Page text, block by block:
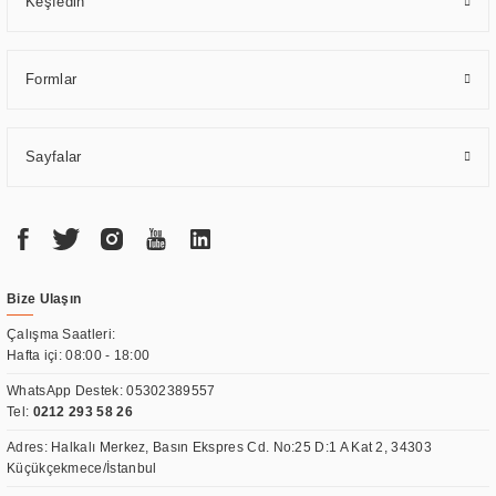
Formlar
Sayfalar
Bize Ulaşın
Çalışma Saatleri:
Hafta içi: 08:00 - 18:00
WhatsApp Destek:05302389557
Tel: 0212 293 58 26
Adres: Halkalı Merkez, Basın Ekspres Cd. No:25 D:1 A Kat 2, 34303
Küçükçekmece/İstanbul